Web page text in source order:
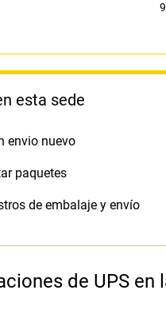
esta sede
envio nuevo
paquetes
de embalaje y envío
de UPS en